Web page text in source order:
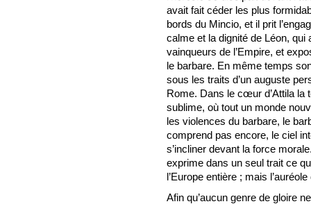
avait fait céder les plus
bords du Mincio, et il prit
calme et la dignité de Léon,
vainqueurs de l’Empire, et
le barbare. En même temps
sous les traits d’un auguste
Rome. Dans le cœur d’Attila la
sublime, où tout un monde
les violences du barbare, le
comprend pas encore, le ciel
s’incliner devant la force
exprime dans un seul trait ce
l’Europe entière ; mais
Afin qu’aucun genre de gloire